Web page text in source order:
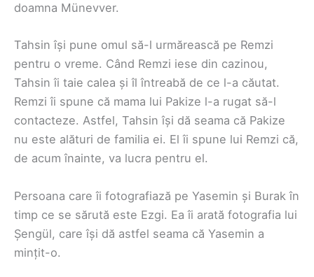
doamna Münevver.
Tahsin își pune omul să-l urmărească pe Remzi
pentru o vreme. Când Remzi iese din cazinou,
Tahsin îi taie calea și îl întreabă de ce l-a căutat.
Remzi îi spune că mama lui Pakize l-a rugat să-l
contacteze. Astfel, Tahsin își dă seama că Pakize
nu este alături de familia ei. El îi spune lui Remzi că,
de acum înainte, va lucra pentru el.
Persoana care îi fotografiază pe Yasemin și Burak în
timp ce se sărută este Ezgi. Ea îi arată fotografia lui
Șengül, care își dă astfel seama că Yasemin a
mințit-o.